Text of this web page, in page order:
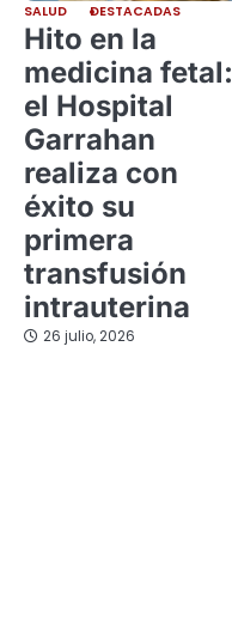
SALUD DESTACADAS
Hito en la
medicina fetal:
el Hospital
Garrahan
realiza con
éxito su
primera
transfusión
intrauterina
26 julio, 2026